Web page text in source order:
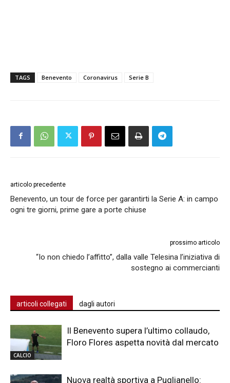
TAGS Benevento Coronavirus Serie B
articolo precedente
Benevento, un tour de force per garantirti la Serie A: in campo
ogni tre giorni, prime gare a porte chiuse
prossimo articolo
“Io non chiedo l’affitto”, dalla valle Telesina l’iniziativa di
sostegno ai commercianti
articoli collegati dagli autori
CALCIO
Il Benevento supera l’ultimo collaudo,
Floro Flores aspetta novità dal mercato
Nuova realtà sportiva a Puglianello: